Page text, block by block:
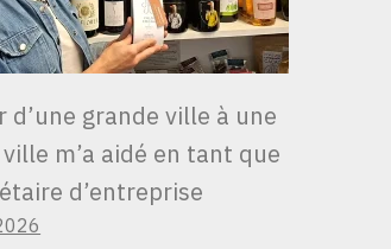
d’une grande ville à une
m’a aidé en tant que
d’entreprise